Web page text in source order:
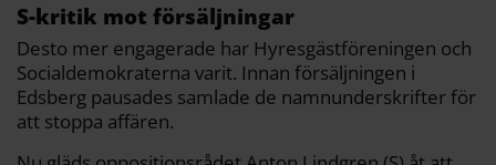
S-kritik mot försäljningar
Desto mer engagerade har Hyresgästföreningen och
Socialdemokraterna varit. Innan försäljningen i
Edsberg pausades samlade de namnunderskrifter för
att stoppa affären.